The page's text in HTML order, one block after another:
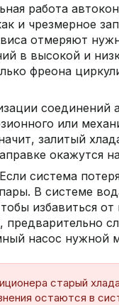
работа
и чрезмерное
отмеряют
в высокой и
фреона
соединений
или
залитый
окажутся
Если система
В системе
избавиться
насос нужной
старый
остаются в